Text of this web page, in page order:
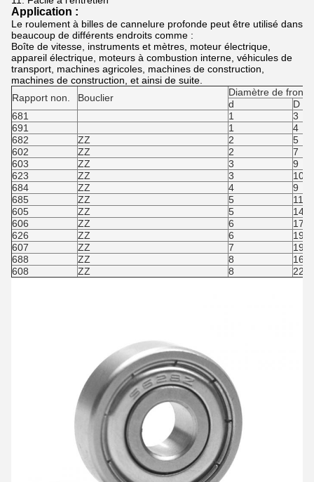
Application :
Le roulement à billes de cannelure profonde peut être utilisé dans
beaucoup de différents endroits comme :
Boîte de vitesse, instruments et mètres, moteur électrique,
appareil électrique, moteurs à combustion interne, véhicules de
transport, machines agricoles, machines de construction,
machines de construction, et ainsi de suite.
Rapport non.
Bouclier
Diamètre de
d
D
681
1
3
691
1
4
682
ZZ 2
5
602
ZZ 2
7
603
ZZ 3
9
623
ZZ 3
10
684
ZZ 4
9
685
ZZ 5
11
605
ZZ 5
14
606
ZZ 6
17
626
ZZ 6
19
607
ZZ 7
19
688
ZZ 8
16
608
ZZ 8 22